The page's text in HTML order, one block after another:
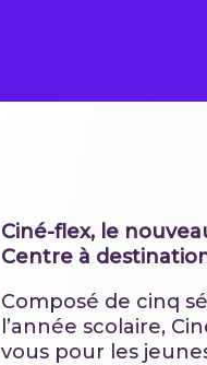
Ciné-flex, le
Centre à
Composé de cinq
l’année scolaire,
vous pour les